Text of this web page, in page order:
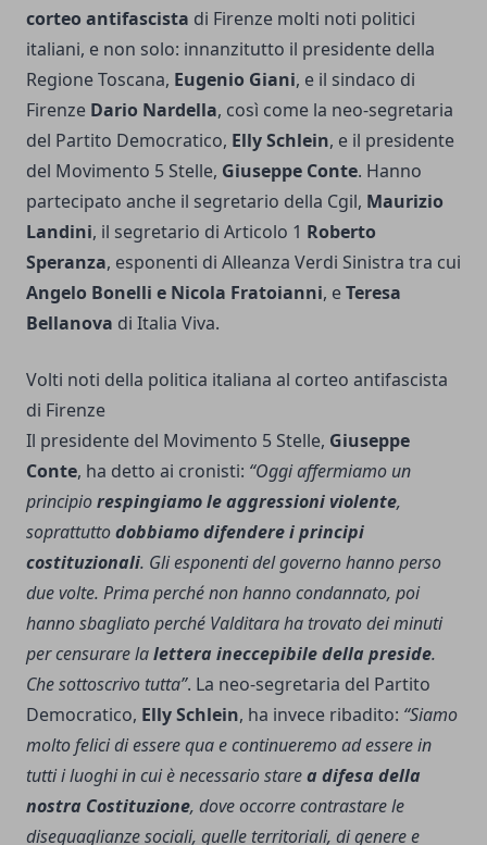
corteo antifascista di Firenze molti noti politici
italiani, e non solo: innanzitutto il presidente della
Regione Toscana, Eugenio Giani, e il sindaco di
Firenze Dario Nardella, così come la neo-segretaria
del Partito Democratico, Elly Schlein, e il presidente
del Movimento 5 Stelle, Giuseppe Conte. Hanno
partecipato anche il segretario della Cgil, Maurizio
Landini, il segretario di Articolo 1 Roberto
Speranza, esponenti di Alleanza Verdi Sinistra tra cui
Angelo Bonelli e Nicola Fratoianni, eTeresa
Bellanova di Italia Viva.
Volti noti della politica italiana al corteo antifascista
di Firenze
Il presidente del Movimento 5 Stelle, Giuseppe
Conte, ha detto ai cronisti: “Oggi affermiamo un
principiorespingiamo le aggressioni violente,
soprattuttodobbiamo difendere i principi
costituzionali. Gli esponenti del governo hanno perso
due volte. Prima perché non hanno condannato, poi
hanno sbagliato perché Valditara ha trovato dei minuti
per censurare lalettera ineccepibile della preside.
Che sottoscrivo tutta”. La neo-segretaria del Partito
Democratico, Elly Schlein, ha invece ribadito: “Siamo
molto felici di essere qua e continueremo ad essere in
tutti i luoghi in cui è necessario starea difesa della
nostra Costituzione, dove occorre contrastare le
diseguaglianze sociali, quelle territoriali, di genere e